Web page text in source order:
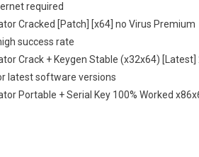
required
Cracked [Patch] [x64] no Virus Premium
success rate
Crack + Keygen Stable (x32x64) [Latest]
latest software versions
Portable + Serial Key 100% Worked